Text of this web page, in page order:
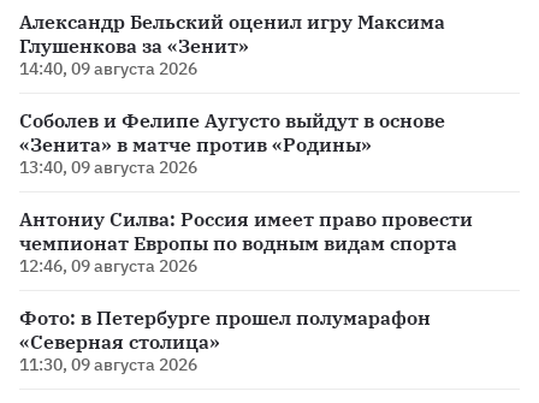
Александр Бельский оценил игру Максима
Глушенкова за «Зенит»
14:40, 09 августа 2026
Соболев и Фелипе Аугусто выйдут в основе
«Зенита» в матче против «Родины»
13:40, 09 августа 2026
Антониу Силва: Россия имеет право провести
чемпионат Европы по водным видам спорта
12:46, 09 августа 2026
Фото: в Петербурге прошел полумарафон
«Северная столица»
11:30, 09 августа 2026